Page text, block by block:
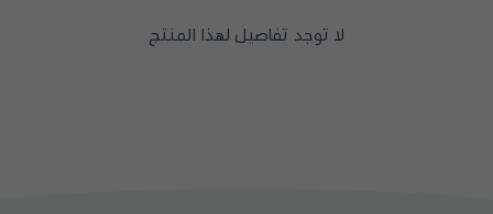
لا توجد تفاصيل لهذا المنتج